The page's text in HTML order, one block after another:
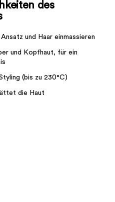
des
und Haar einmassieren
und Kopfhaut, für ein
(bis zu 230°C)
die Haut